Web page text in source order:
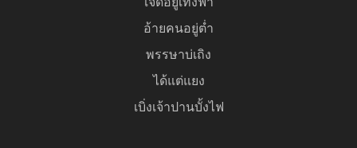
เจิดอยู่เทิงฟ้า
อ้ายคนอยู่ต่ำ
พรรษาบ่เถิง
ได้แต่แยง
เบิ่งเจ้าปานบั้งไฟ